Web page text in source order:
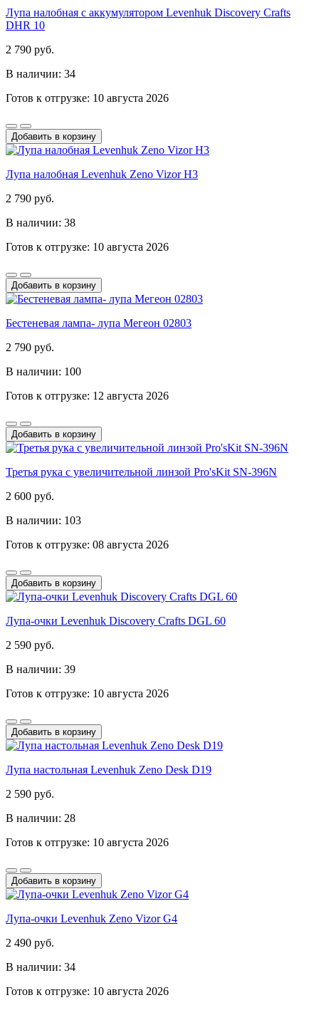
Лупа налобная с аккумулятором Levenhuk Discovery Crafts
DHR 10
2 790 руб.
В наличии: 34
Готов к отгрузке: 10 августа 2026
Добавить в корзину
Лупа налобная Levenhuk Zeno Vizor H3
2 790 руб.
В наличии: 38
Готов к отгрузке: 10 августа 2026
Добавить в корзину
Бестеневая лампа- лупа Мегеон 02803
2 790 руб.
В наличии: 100
Готов к отгрузке: 12 августа 2026
Добавить в корзину
Третья рука с увеличительной линзой Pro'sKit SN-396N
2 600 руб.
В наличии: 103
Готов к отгрузке: 08 августа 2026
Добавить в корзину
Лупа-очки Levenhuk Discovery Crafts DGL 60
2 590 руб.
В наличии: 39
Готов к отгрузке: 10 августа 2026
Добавить в корзину
Лупа настольная Levenhuk Zeno Desk D19
2 590 руб.
В наличии: 28
Готов к отгрузке: 10 августа 2026
Добавить в корзину
Лупа-очки Levenhuk Zeno Vizor G4
2 490 руб.
В наличии: 34
Готов к отгрузке: 10 августа 2026